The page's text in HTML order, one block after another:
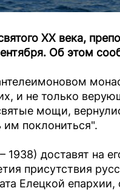
XX века,
Об этом
и не только
мощи,
поклониться".
доставят на
присутствия
Елецкой епархии,